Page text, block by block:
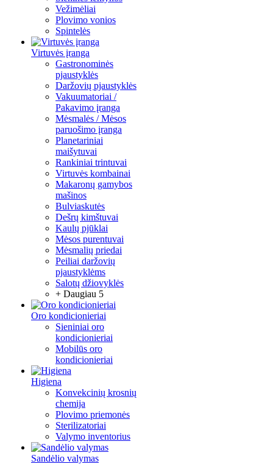
Vežimėliai
Plovimo vonios
Spintelės
Virtuvės įranga
Gastronominės
pjaustyklės
Daržovių pjaustyklės
Vakuumatoriai /
Pakavimo įranga
Mėsmalės / Mėsos
paruošimo įranga
Planetariniai
maišytuvai
Rankiniai trintuvai
Virtuvės kombainai
Makaronų gamybos
mašinos
Bulviaskutės
Dešrų kimštuvai
Kaulų pjūklai
Mėsos purentuvai
Mėsmalių priedai
Peiliai daržovių
pjaustyklėms
Salotų džiovyklės
+ Daugiau 5
Oro kondicionieriai
Sieniniai oro
kondicionieriai
Mobilūs oro
kondicionieriai
Higiena
Konvekcinių krosnių
chemija
Plovimo priemonės
Sterilizatoriai
Valymo inventorius
Sandėlio valymas